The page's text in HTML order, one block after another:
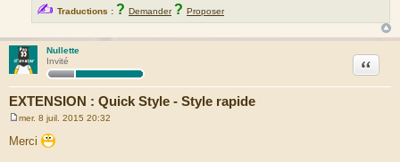
✍ Traductions : ? Demander ? Proposer
Nullette
Invité
EXTENSION : Quick Style - Style rapide
Citation
s
mer. 8 juil. 2015 20:32
Merci